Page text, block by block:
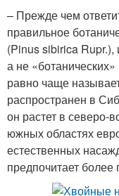
– Прежде чем
правильное
(Pinus sibirica Rupr.),
а не
равно чаще
распространен в
он растет в северо-
южных областях
естественных
предпочитает